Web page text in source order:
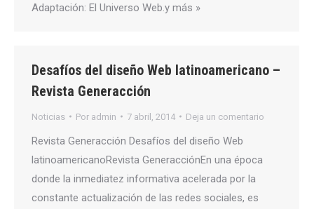
Adaptación: El Universo Web.y más »
Desafíos del diseño Web latinoamericano –
Revista Generacción
Noticias Por admin 7 abril, 2014 Deja un comentario
Revista Generacción Desafíos del diseño Web
latinoamericanoRevista GeneracciónEn una época
donde la inmediatez informativa acelerada por la
constante actualización de las redes sociales, es